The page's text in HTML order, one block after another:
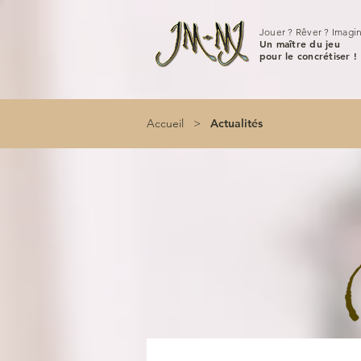
Jouer ? Rêver ?
Un maître du jeu
pour le concrétiser !
Accueil > Actualités